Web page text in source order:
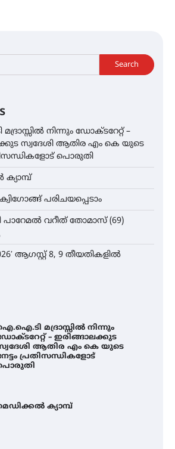
Search
നിന്നും ഡോക്ടറേറ്റ് –
സ്വദേശി ആതിര എം കെ യുടെ
പൊരുതി
പരിചയപ്പെടാം
പാറേമൽ വറീത് തോമാസ് (69)
ആഗസ്റ്റ് 8, 9 തീയതികളിൽ
മദ്രാസ്സിൽ നിന്നും
– ഇരിങ്ങാലക്കുട
ആതിര എം കെ യുടെ
പ്രതിസന്ധികളോട്
ക്യാമ്പ്